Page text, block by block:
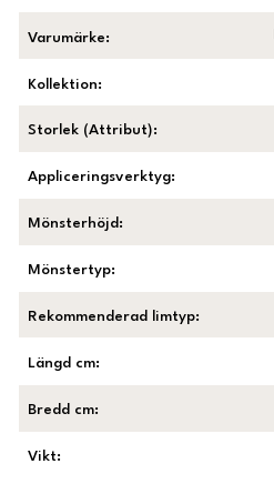
Varumärke:
Kollektion:
Storlek (Attribut):
Appliceringsverktyg:
Mönsterhöjd :
Mönstertyp:
Rekommenderad limtyp:
Längd cm:
Bredd cm:
Vikt: